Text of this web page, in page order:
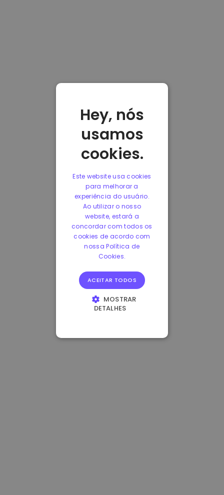
Hey, nós
usamos
cookies.
Este website usa cookies
para melhorar a
experiência do usuário.
Ao utilizar o nosso
website, estará a
concordar com todos os
cookies de acordo com
nossa Política de
Cookies.
ACEITAR TODOS
MOSTRAR
DETALHES